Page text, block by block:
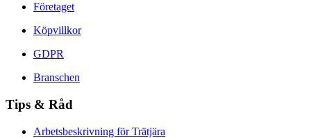
Företaget
Köpvillkor
GDPR
Branschen
Tips & Råd
Arbetsbeskrivning för Trätjära